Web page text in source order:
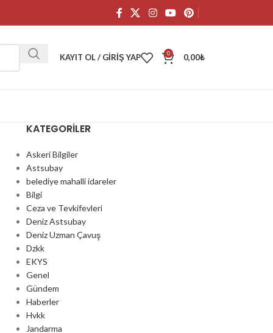
KAYIT OL / GIRIŞ YAP 0 0,00₺
KATEGORILER
Askeri Bilgiler
Astsubay
belediye mahalli idareler
Bilgi
Ceza ve Tevkifevleri
Deniz Astsubay
Deniz Uzman Çavuş
Dzkk
EKYS
Genel
Gündem
Haberler
Hvkk
Jandarma